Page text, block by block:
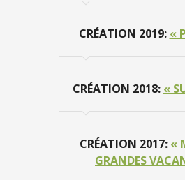
CRÉATION 2019: «
CRÉATION 2018: «
CRÉATION 2017: «
GRANDES